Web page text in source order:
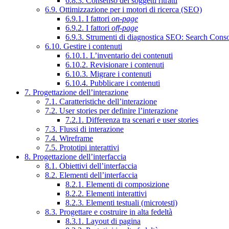
6.9. Ottimizzazione per i motori di ricerca (SEO)
6.9.1. I fattori on-page
6.9.2. I fattori off-page
6.9.3. Strumenti di diagnostica SEO: Search
6.10. Gestire i contenuti
6.10.1. L’inventario dei contenuti
6.10.2. Revisionare i contenuti
6.10.3. Migrare i contenuti
6.10.4. Pubblicare i contenuti
7. Progettazione dell’interazione
7.1. Caratteristiche dell’interazione
7.2. User stories per definire l’interazione
7.2.1. Differenza tra scenari e user stories
7.3. Flussi di interazione
7.4. Wireframe
7.5. Prototipi interattivi
8. Progettazione dell’interfaccia
8.1. Obiettivi dell’interfaccia
8.2. Elementi dell’interfaccia
8.2.1. Elementi di composizione
8.2.2. Elementi interattivi
8.2.3. Elementi testuali (microtesti)
8.3. Progettare e costruire in alta fedeltà
8.3.1. Layout di pagina